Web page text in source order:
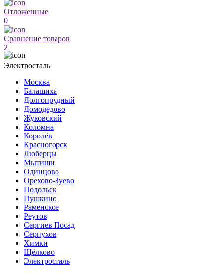
Отложенные
0
Сравнение товаров
2
Электросталь
Москва
Балашиха
Долгопрудный
Домодедово
Жуковский
Коломна
Королёв
Красногорск
Люберцы
Мытищи
Одинцово
Орехово-Зуево
Подольск
Пушкино
Раменское
Реутов
Сергиев Посад
Серпухов
Химки
Щёлково
Электросталь